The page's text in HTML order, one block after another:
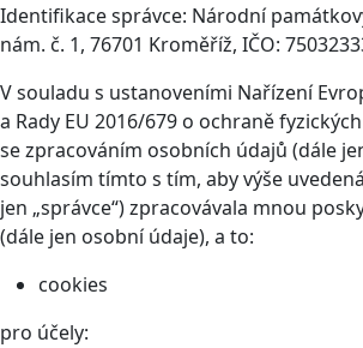
Identifikace správce: Národní
nám. č. 1, 76701 Kroměříž, IČO:
V souladu s ustanoveními Nařízení
a Rady EU 2016/679 o ochraně
se zpracováním osobních údajů (dále
souhlasím tímto s tím, aby výše
jen „správce“) zpracovávala mnou
(dále jen osobní údaje), a to:
cookies
pro účely: